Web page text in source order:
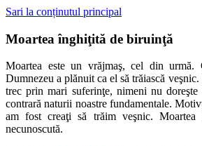
Sari la conținutul principal
Moartea înghiţită de biruinţă
Moartea este un vrăjmaş, cel din urmă.
Dumnezeu a plănuit ca el să trăiască
trec prin mari suferinţe, nimeni nu doreşte
contrară naturii noastre fundamentale.
am fost creaţi să trăim veşnic.
necunoscută.